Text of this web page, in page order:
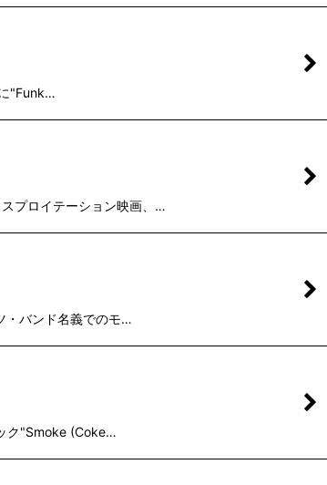
"Funk…
プロイテーション映画、…
・バンド名義でのモ…
ク"Smoke (Coke…